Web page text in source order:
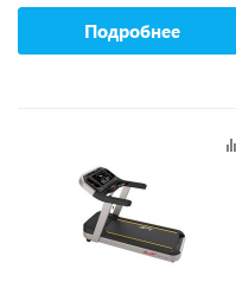
Подробнее